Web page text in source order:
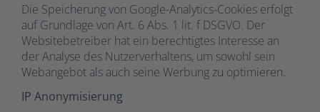
Die Speicherung von Google-Analytics-Cookies erfolgt
auf Grundlage von Art. 6 Abs. 1 lit. f DSGVO. Der
Websitebetreiber hat ein berechtigtes Interesse an
der Analyse des Nutzerverhaltens, um sowohl sein
Webangebot als auch seine Werbung zu optimieren.
IP Anonymisierung